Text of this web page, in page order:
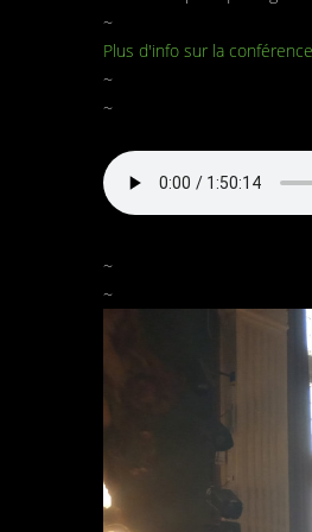
~
Plus d'info sur la conférence
~
~
~
~